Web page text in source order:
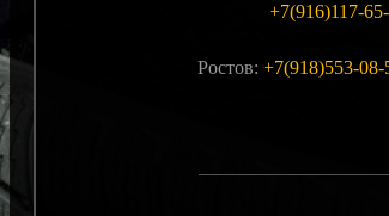
+7(916)117-
Ростов: +7(918)553-08-